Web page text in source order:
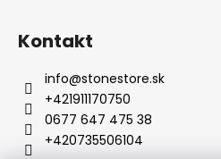
Kontakt
info@stonestore.sk
+421911170750
0677 647 475 38
+420735506104